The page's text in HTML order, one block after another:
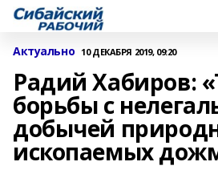
Актуально 10 ДЕКАБРЯ 2019, 09:20
Радий Хабиров:
борьбы с
добычей
ископаемых